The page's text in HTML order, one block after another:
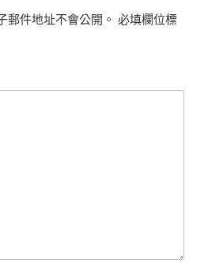
郵件地址不會公開。 必填欄位標